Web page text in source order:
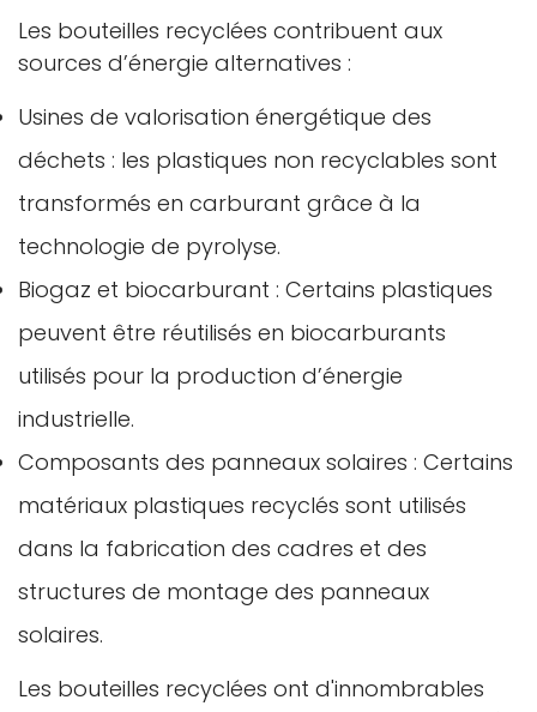
Les bouteilles recyclées contribuent aux
sources d’énergie alternatives :
Usines de valorisation énergétique des
déchets : les plastiques non recyclables sont
transformés en carburant grâce à la
technologie de pyrolyse.
Biogaz et biocarburant : Certains plastiques
peuvent être réutilisés en biocarburants
utilisés pour la production d’énergie
industrielle.
Composants des panneaux solaires : Certains
matériaux plastiques recyclés sont utilisés
dans la fabrication des cadres et des
structures de montage des panneaux
solaires.
Les bouteilles recyclées ont d'innombrables